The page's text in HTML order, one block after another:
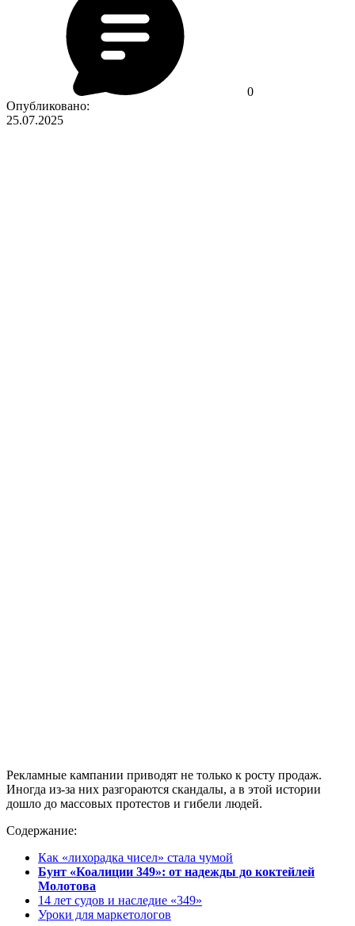
0
Опубликовано:
25.07.2025
Рекламные кампании приводят не только к росту продаж.
Иногда из-за них разгораются скандалы, а в этой истории
дошло до массовых протестов и гибели людей.
Содержание:
Как «лихорадка чисел» стала чумой
Бунт «Коалиции 349»: от надежды до коктейлей
Молотова
14 лет судов и наследие «349»
Уроки для маркетологов